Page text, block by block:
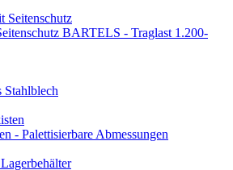
BARTELS - Traglast 1.200-
Stahlblech
- Palettisierbare Abmessungen